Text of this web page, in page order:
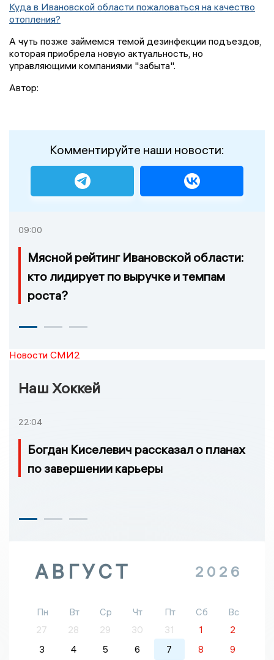
Куда в Ивановской области пожаловаться на качество
отопления?
А чуть позже займемся темой дезинфекции подъездов,
которая приобрела новую актуальность, но
управляющими компаниями "забыта".
Автор:
Комментируйте наши новости:
09:00
Мясной рейтинг Ивановской области:
кто лидирует по выручке и темпам
роста?
Новости СМИ2
Наш Хоккей
22:04
Богдан Киселевич рассказал о планах
по завершении карьеры
АВГУСТ 2026
Пн Вт Ср Чт Пт Сб
Вс
27
28 29 30 31 1
2
3
4 5 6 7 8
9